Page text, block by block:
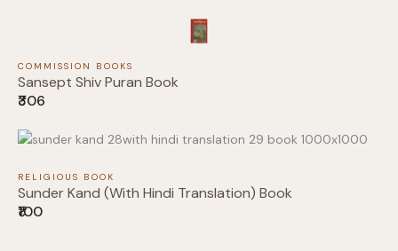
COMMISSION BOOKS
Sansept Shiv Puran Book
₹306
RELIGIOUS BOOK
Sunder Kand (With Hindi Translation) Book
₹100